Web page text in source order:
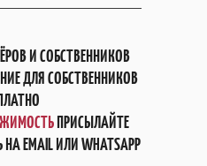
И СОБСТВЕННИКОВ
ДЛЯ СОБСТВЕННИКОВ
ПРИСЫЛАЙТЕ
EMAIL ИЛИ WHATSAPP